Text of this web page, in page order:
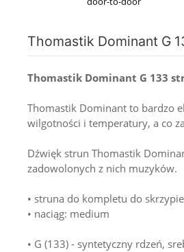
Thomastik Dominant G
Thomastik Dominant G 133
Thomastik Dominant to bardzo
wilgotności i temperatury, a co
Dźwięk strun Thomastik
zadowolonych z nich muzyków.
• struna do kompletu do
• naciąg: medium
• G (133) - syntetyczny rdzeń,